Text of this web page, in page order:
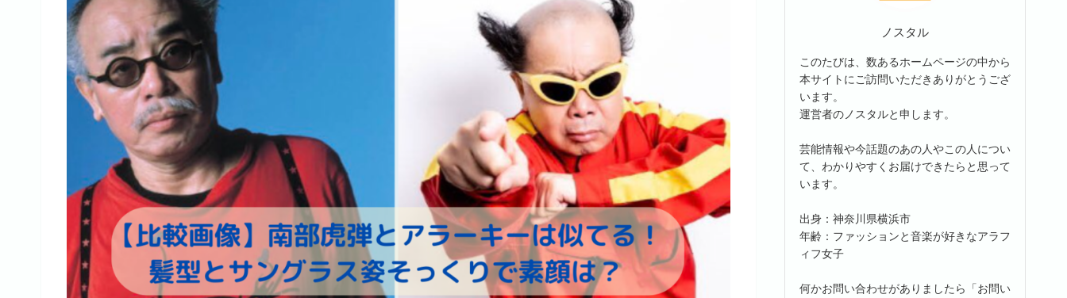
ノスタル
このたびは、数あるホームページの中から
本サイトにご訪問いただきありがとうござ
います。
運営者のノスタルと申します。
芸能情報や今話題のあの人やこの人につい
て、わかりやすくお届けできたらと思って
います。
出身：神奈川県横浜市
年齢：ファッションと音楽が好きなアラフ
ィフ女子
何かお問い合わせがありましたら「お問い